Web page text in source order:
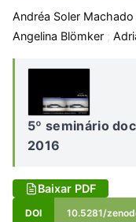
Andréa Soler Machado
Angelina Blömker ;
5º seminário
2016
Baixar PDF
DOI 10.5281/